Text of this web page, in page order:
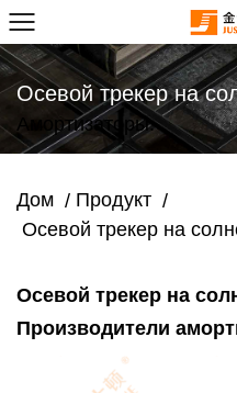
Осевой трекер на
Амортизаторы.
Дом / Продукт /
Осевой трекер на
Осевой трекер на
Производители